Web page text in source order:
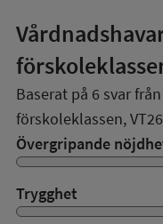
Baserat på 6 svar
förskoleklassen,VT26
Övergripande
Trygghet